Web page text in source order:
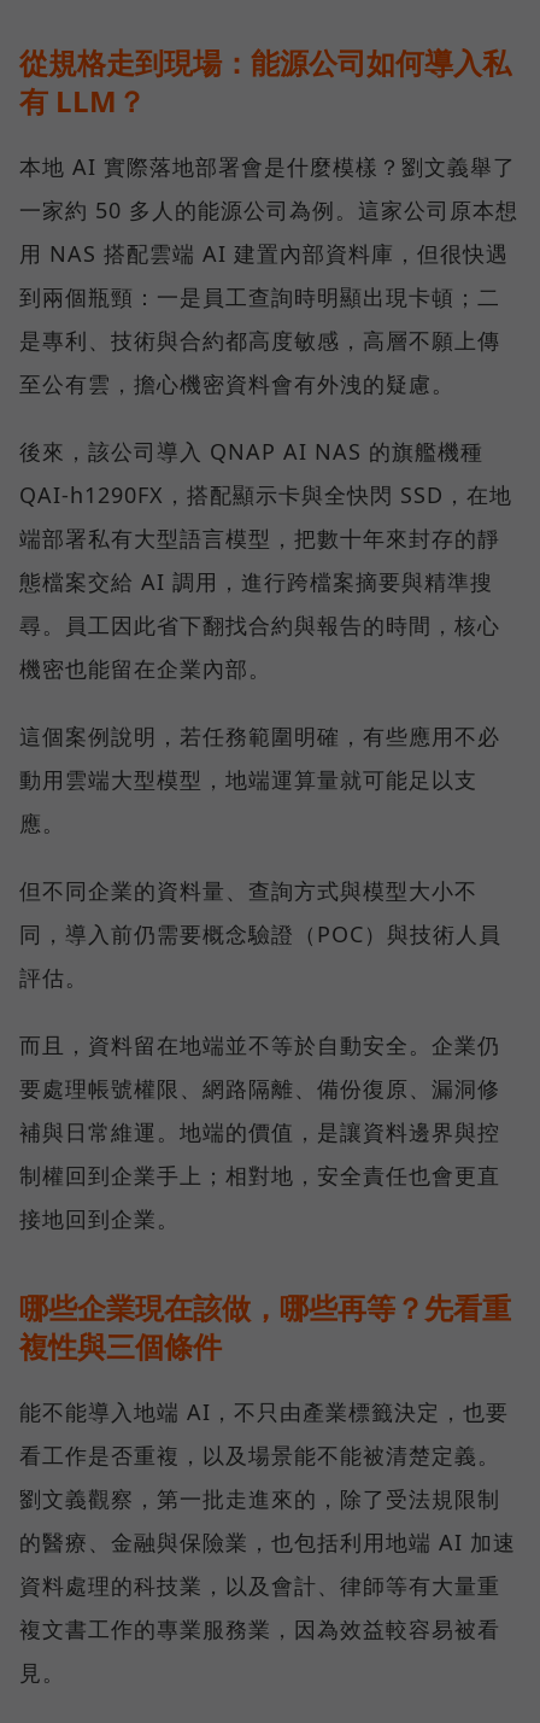
從規格走到現場：能源公司如何導入私
有 LLM？
本地 AI 實際落地部署會是什麼模樣？劉文義舉了
一家約 50 多人的能源公司為例。這家公司原本想
用 NAS 搭配雲端 AI 建置內部資料庫，但很快遇
到兩個瓶頸：一是員工查詢時明顯出現卡頓；二
是專利、技術與合約都高度敏感，高層不願上傳
至公有雲，擔心機密資料會有外洩的疑慮。
後來，該公司導入 QNAP AI NAS 的旗艦機種
QAI-h1290FX，搭配顯示卡與全快閃 SSD，在地
端部署私有大型語言模型，把數十年來封存的靜
態檔案交給 AI 調用，進行跨檔案摘要與精準搜
尋。員工因此省下翻找合約與報告的時間，核心
機密也能留在企業內部。
這個案例說明，若任務範圍明確，有些應用不必
動用雲端大型模型，地端運算量就可能足以支
應。
但不同企業的資料量、查詢方式與模型大小不
同，導入前仍需要概念驗證（POC）與技術人員
評估。
而且，資料留在地端並不等於自動安全。企業仍
要處理帳號權限、網路隔離、備份復原、漏洞修
補與日常維運。地端的價值，是讓資料邊界與控
制權回到企業手上；相對地，安全責任也會更直
接地回到企業。
哪些企業現在該做，哪些再等？先看重
複性與三個條件
能不能導入地端 AI，不只由產業標籤決定，也要
看工作是否重複，以及場景能不能被清楚定義。
劉文義觀察，第一批走進來的，除了受法規限制
的醫療、金融與保險業，也包括利用地端 AI 加速
資料處理的科技業，以及會計、律師等有大量重
複文書工作的專業服務業，因為效益較容易被看
見。